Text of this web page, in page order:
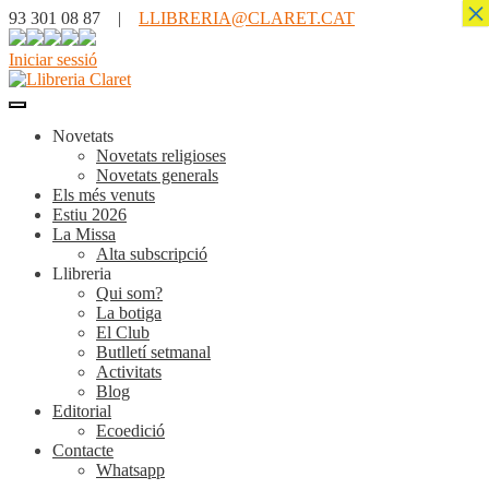
93 301 08 87 | LLIBRERIA@CLARET.CAT
Iniciar sessió
Novetats
Novetats religioses
Novetats generals
Els més venuts
Estiu 2026
La Missa
Alta subscripció
Llibreria
Qui som?
La botiga
El Club
Butlletí setmanal
Activitats
Blog
Editorial
Ecoedició
Contacte
Whatsapp
×